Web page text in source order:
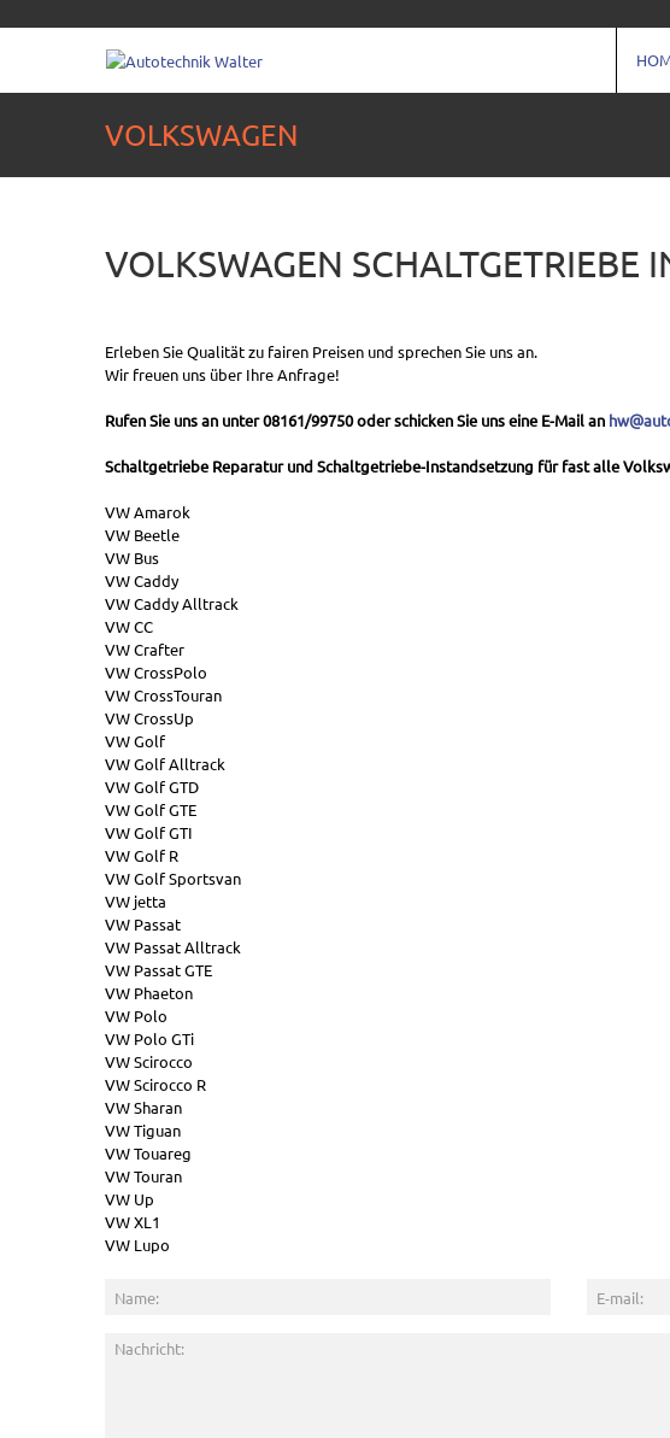
VOLKSWAGEN
VOLKSWAGEN SCHALTGETRIEBE
Erleben Sie Qualität zu fairen Preisen und sprechen Sie uns an.
Wir freuen uns über Ihre Anfrage!
Rufen Sie uns an unter 08161/99750 oder schicken Sie uns eine E-Mail an
Schaltgetriebe Reparatur und Schaltgetriebe-Instandsetzung für fast alle
VW Amarok
VW Beetle
VW Bus
VW Caddy
VW Caddy Alltrack
VW CC
VW Crafter
VW CrossPolo
VW CrossTouran
VW CrossUp
VW Golf
VW Golf Alltrack
VW Golf GTD
VW Golf GTE
VW Golf GTI
VW Golf R
VW Golf Sportsvan
VW jetta
VW Passat
VW Passat Alltrack
VW Passat GTE
VW Phaeton
VW Polo
VW Polo GTi
VW Scirocco
VW Scirocco R
VW Sharan
VW Tiguan
VW Touareg
VW Touran
VW Up
VW XL1
VW Lupo